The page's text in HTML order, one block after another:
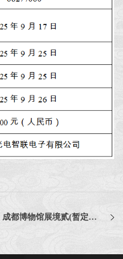
成都博物馆展境贰(暂定名)图录设计采购项目中选公告